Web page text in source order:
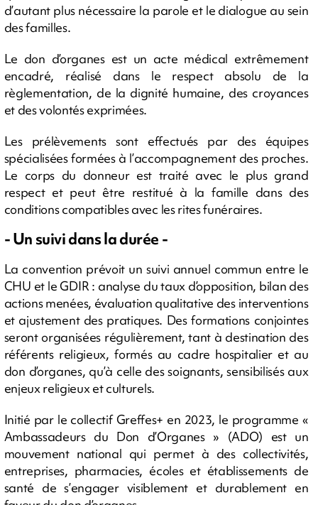
d’autant plus nécessaire la parole et le dialogue au sein
des familles.
Le don d’organes est un acte médical extrêmement
encadré, réalisé dans le respect absolu de la
règlementation, de la dignité humaine, des croyances
et des volontés exprimées.
Les prélèvements sont effectués par des équipes
spécialisées formées à l’accompagnement des proches.
Le corps du donneur est traité avec le plus grand
respect et peut être restitué à la famille dans des
conditions compatibles avec les rites funéraires.
- Un suivi dans la durée -
La convention prévoit un suivi annuel commun entre le
CHU et le GDIR : analyse du taux d’opposition, bilan des
actions menées, évaluation qualitative des interventions
et ajustement des pratiques. Des formations conjointes
seront organisées régulièrement, tant à destination des
référents religieux, formés au cadre hospitalier et au
don d’organes, qu’à celle des soignants, sensibilisés aux
enjeux religieux et culturels.
Initié par le collectif Greffes+ en 2023, le programme «
Ambassadeurs du Don d’Organes » (ADO) est un
mouvement national qui permet à des collectivités,
entreprises, pharmacies, écoles et établissements de
santé de s’engager visiblement et durablement en